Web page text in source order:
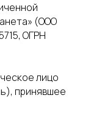
(ООО
ОГРН
лицо
принявшее